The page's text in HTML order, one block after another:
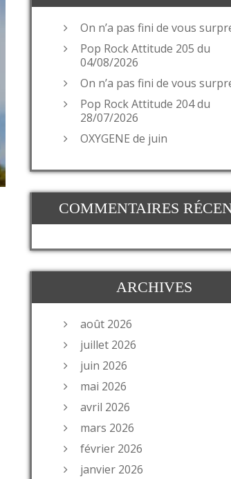
On n’a pas fini de vous
Pop Rock Attitude 205 du
04/08/2026
On n’a pas fini de vous
Pop Rock Attitude 204 du
28/07/2026
OXYGENE de juin
COMMENTAIRES
ARCHIVES
août 2026
juillet 2026
juin 2026
mai 2026
avril 2026
mars 2026
février 2026
janvier 2026